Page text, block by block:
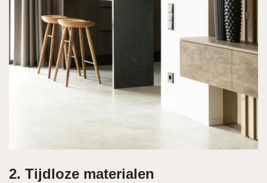
2. Tijdloze materialen